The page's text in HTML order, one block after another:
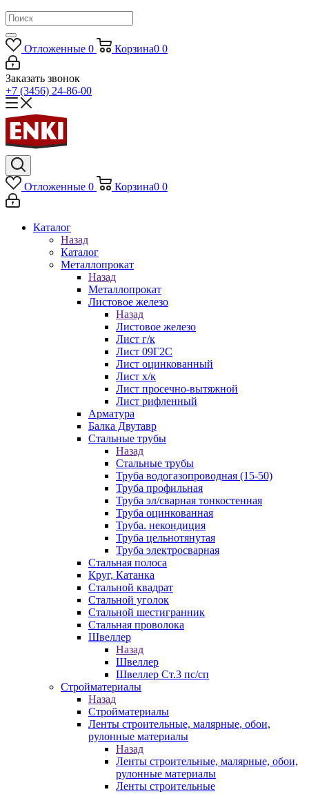
Отложенные 0 Корзина0 0
Заказать звонок
+7 (3456) 24-86-00
Отложенные 0 Корзина0 0
Каталог
Назад
Каталог
Металлопрокат
Назад
Металлопрокат
Листовое железо
Назад
Листовое железо
Лист г/к
Лист 09Г2С
Лист оцинкованный
Лист х/к
Лист просечно-вытяжной
Лист рифленный
Арматура
Балка Двутавр
Стальные трубы
Назад
Стальные трубы
Труба водогазопроводная (15-50)
Труба профильная
Труба эл/сварная тонкостенная
Труба оцинкованная
Труба. некондиция
Труба цельнотянутая
Труба электросварная
Стальная полоса
Круг, Катанка
Стальной квадрат
Стальной уголок
Стальной шестигранник
Стальная проволока
Швеллер
Назад
Швеллер
Швеллер Ст.3 пс/сп
Стройматериалы
Назад
Стройматериалы
Ленты строительные, малярные, обои,
рулонные материалы
Назад
Ленты строительные, малярные, обои,
рулонные материалы
Ленты строительные